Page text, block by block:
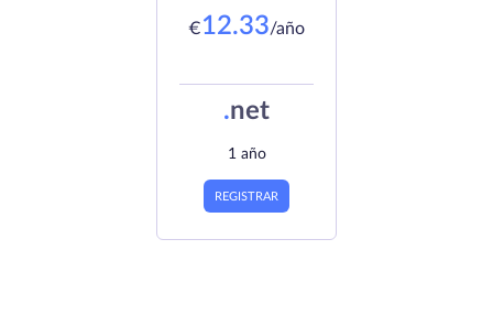
€12.33/año
.net
1 año
REGISTRAR